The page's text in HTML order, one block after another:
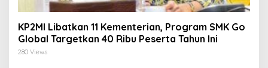
KP2MI Libatkan 11 Kementerian, Program SMK Go
Global Targetkan 40 Ribu Peserta Tahun Ini
280 Views